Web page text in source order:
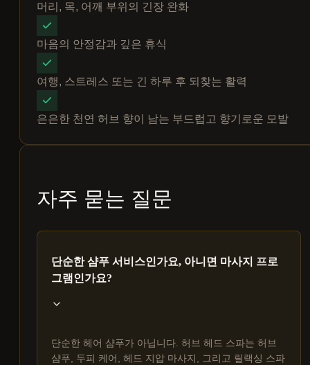
머리, 목, 어깨 부위의 긴장 완화
마음의 안정감과 깊은 휴식
여행, 스트레스 또는 긴 하루 후 되찾는 활력
은은한 천연 허브 향이 남는 부드럽고 향기로운 모발
자주 묻는 질문
단순한 샴푸 서비스인가요, 아니면 마사지 프로
그램인가요?
단순한 헤어 샴푸가 아닙니다. 허브 헤드 스파는 허브
샴푸, 두피 케어, 헤드 지압 마사지, 그리고 릴랙싱 스파